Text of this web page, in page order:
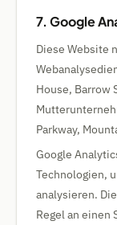
7. Google
Diese Website
House, Barrow
Parkway,
Google
Technologien,
analysieren.
Regel an einen